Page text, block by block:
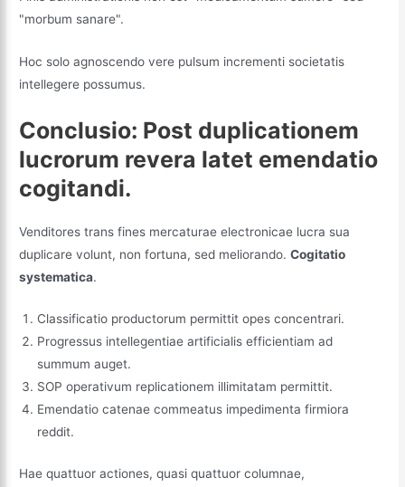
"morbum sanare".
Hoc solo agnoscendo vere pulsum incrementi societatis
intellegere possumus.
Conclusio: Post duplicationem
lucrorum revera latet emendatio
cogitandi.
Venditores trans fines mercaturae electronicae lucra sua
duplicare volunt, non fortuna, sed meliorando.Cogitatio
systematica.
Classificatio productorum permittit opes concentrari.
Progressus intellegentiae artificialis efficientiam ad
summum auget.
SOP operativum replicationem illimitatam permittit.
Emendatio catenae commeatus impedimenta firmiora
reddit.
Hae quattuor actiones, quasi quattuor columnae,